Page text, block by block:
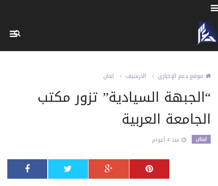
موقع دعم الإخباري الارشيف لبنان
“الجبهة السيادية” تزور مكتب
الجامعة العربية
لبنان منذ 4 أعوام